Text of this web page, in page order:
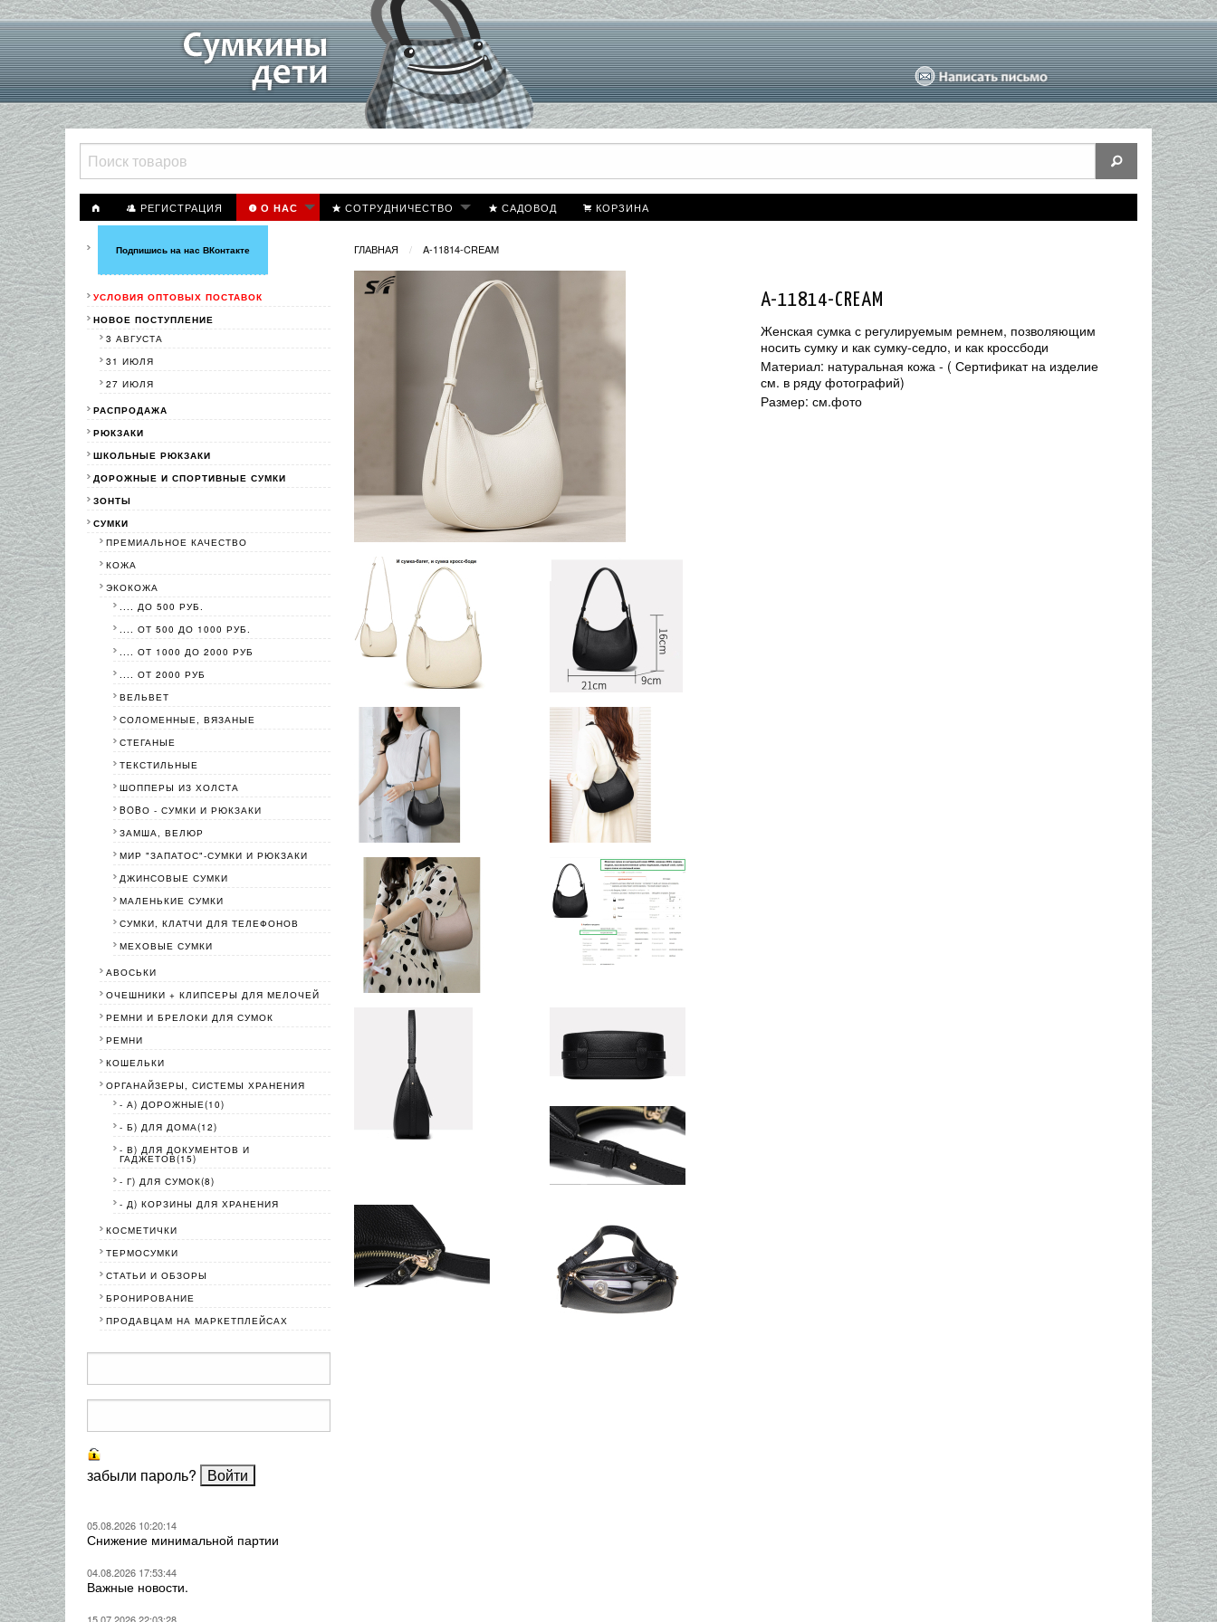
РЕГИСТРАЦИЯ О НАС СОТРУДНИЧЕСТВО САДОВОД КОРЗИНА
ГЛАВНАЯ A-11814-CREAM
A-11814-CREAM
Женская сумка с регулируемым ремнем, позволяющим
носить сумку и как сумку-седло, и как кроссбоди
Материал: натуральная кожа - ( Сертификат на изделие
см. в ряду фотографий)
Размер: см.фото
Подпишись на нас ВКонтакте
УСЛОВИЯ ОПТОВЫХ ПОСТАВОК
НОВОЕ ПОСТУПЛЕНИЕ
3 АВГУСТА
31 ИЮЛЯ
27 ИЮЛЯ
РАСПРОДАЖА
РЮКЗАКИ
ШКОЛЬНЫЕ РЮКЗАКИ
ДОРОЖНЫЕ И СПОРТИВНЫЕ СУМКИ
ЗОНТЫ
СУМКИ
ПРЕМИАЛЬНОЕ КАЧЕСТВО
КОЖА
ЭКОКОЖА
.... ДО 500 РУБ.
.... ОТ 500 ДО 1000 РУБ.
.... ОТ 1000 ДО 2000 РУБ
.... ОТ 2000 РУБ
ВЕЛЬВЕТ
СОЛОМЕННЫЕ, ВЯЗАНЫЕ
СТЕГАНЫЕ
ТЕКСТИЛЬНЫЕ
ШОППЕРЫ ИЗ ХОЛСТА
BOBО - СУМКИ И РЮКЗАКИ
ЗАМША, ВЕЛЮР
МИР "ЗАПАТОС"-СУМКИ И РЮКЗАКИ
ДЖИНСОВЫЕ СУМКИ
МАЛЕНЬКИЕ СУМКИ
СУМКИ, КЛАТЧИ ДЛЯ ТЕЛЕФОНОВ
МЕХОВЫЕ СУМКИ
АВОСЬКИ
ОЧЕШНИКИ + КЛИПСЕРЫ ДЛЯ МЕЛОЧЕЙ
РЕМНИ И БРЕЛОКИ ДЛЯ СУМОК
РЕМНИ
КОШЕЛЬКИ
ОРГАНАЙЗЕРЫ, СИСТЕМЫ ХРАНЕНИЯ
- А) ДОРОЖНЫЕ(10)
- Б) ДЛЯ ДОМА(12)
- В) ДЛЯ ДОКУМЕНТОВ И
ГАДЖЕТОВ(15)
- Г) ДЛЯ СУМОК(8)
- Д) КОРЗИНЫ ДЛЯ ХРАНЕНИЯ
КОСМЕТИЧКИ
ТЕРМОСУМКИ
СТАТЬИ И ОБЗОРЫ
БРОНИРОВАНИЕ
ПРОДАВЦАМ НА МАРКЕТПЛЕЙСАХ
забыли пароль?
05.08.2026 10:20:14
Снижение минимальной партии
04.08.2026 17:53:44
Важные новости.
15.07.2026 22:03:28